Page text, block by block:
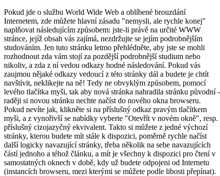
Pokud jde o službu World Wide Web a oblíbené brouzdání
Internetem, zde můžete hlavní zásadu "nemysli, ale rychle konej"
naplňovat následujícím způsobem: jste-li právě na určité WWW
stránce, jejíž obsah vás zajímá, nezdržujte se jejím podrobnějším
studováním. Jen tuto stránku letmo přehlédněte, aby jste se mohli
rozhodnout zda vám stojí za pozdější podrobnější studium nebo
nikoliv, a zda z ní vedou odkazy hodné následování. Pokud vás
zaujmou nějaké odkazy vedoucí z této stránky dál a budete je chtít
navštívit, neklikejte na ně! Tedy ne obvyklým způsobem, pomocí
levého tlačítka myši, tak aby nová stránka nahradila stránku původní -
raději si novou stránku nechte načíst do nového okna browseru.
Pokud nevíte jak, klikněte si na příslušný odkaz pravým tlačítkem
myši, a z vynořivší se nabídky vyberte "Otevřít v novém okně", resp.
příslušný cizojazyčný ekvivalent. Takto si můžete z jedné výchozí
stránky, kterou budete mít stále k dispozici, poměrně rychle načíst
další logicky navazující stránky, třeba několik na sebe navazujících
částí jednoho a téhož článku, a mít je všechny k dispozici pro čtení v
samostatných oknech v době, kdy už budete odpojeni od Internetu
(instancích browseru, mezi kterými se můžete podle libosti přepínat).